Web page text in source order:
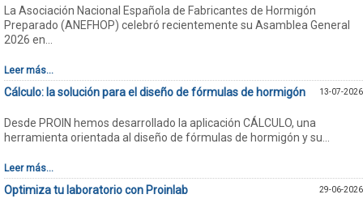
La Asociación Nacional Española de Fabricantes de Hormigón
Preparado (ANEFHOP) celebró recientemente su Asamblea General
2026 en...
Leer más...
Cálculo: la solución para el diseño de fórmulas de hormigón 13-07-2026
Desde PROIN hemos desarrollado la aplicación CÁLCULO, una
herramienta orientada al diseño de fórmulas de hormigón y su...
Leer más...
Optimiza tu laboratorio con Proinlab 29-06-2026